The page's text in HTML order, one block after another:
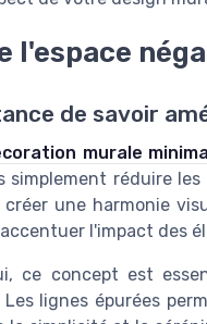
l'espace
de savoir
murale
simplement réduire
créer une harmonie
l'impact des
ce concept est
Les lignes épurées